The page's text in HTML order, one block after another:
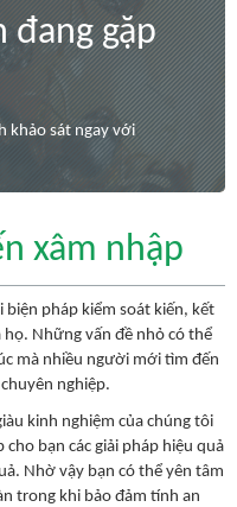
đang gặp
khảo sát ngay với
xâm nhập
pháp kiểm soát kiến, kết
Những vấn đề nhỏ có thể
mà nhiều người mới tìm đến
nghiệp.
kinh nghiệm của chúng tôi
bạn các giải pháp hiệu quả
Nhờ vậy bạn có thể yên tâm
trong khi bảo đảm tính an